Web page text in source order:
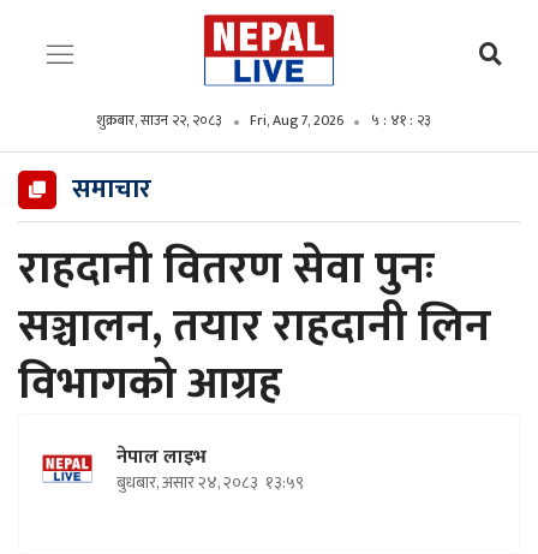
शुक्रबार, साउन २२, २०८३ Fri, Aug 7, 2026 ५ : ४१ : २४
समाचार
राहदानी वितरण सेवा पुनः
सञ्चालन, तयार राहदानी लिन
विभागको आग्रह
नेपाल लाइभ
बुधबार, असार २४, २०८३ १३:५९